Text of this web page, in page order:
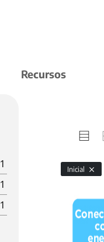
Recursos
1
1
1
Inicial